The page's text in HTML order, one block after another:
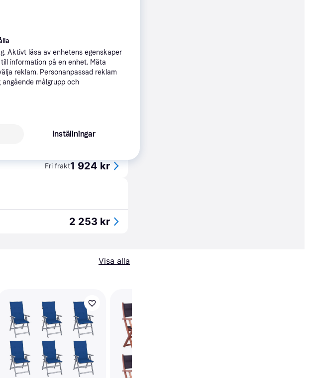
Fri frakt,Idag1 765 kr
Fri frakt1 924 kr
2 253 kr
Visa alla
Aktivt läsa av enhetens egenskaper
information på en enhet. Mäta
reklam. Personanpassad reklam
målgrupp och
Inställningar